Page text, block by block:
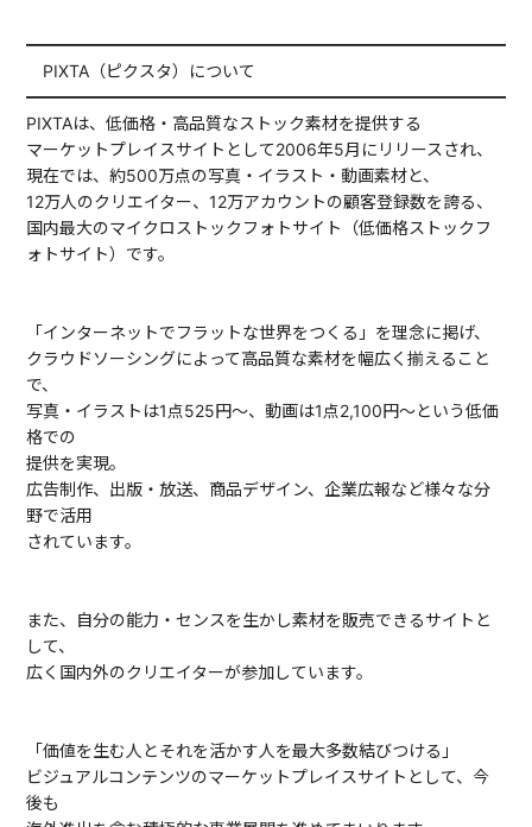
━━━━━━━━━━━━━━━━━━━━━━━━━━━━━━
PIXTA（ピクスタ）について
━━━━━━━━━━━━━━━━━━━━━━━━━━━━━━
PIXTAは、低価格・高品質なストック素材を提供する
マーケットプレイスサイトとして2006年5月にリリースされ、
現在では、約500万点の写真・イラスト・動画素材と、
12万人のクリエイター、12万アカウントの顧客登録数を誇る、
国内最大のマイクロストックフォトサイト（低価格ストックフ
ォトサイト）です。
「インターネットでフラットな世界をつくる」を理念に掲げ、
クラウドソーシングによって高品質な素材を幅広く揃えること
で、
写真・イラストは1点525円～、動画は1点2,100円～という低価
格での
提供を実現。
広告制作、出版・放送、商品デザイン、企業広報など様々な分
野で活用
されています。
また、自分の能力・センスを生かし素材を販売できるサイトと
して、
広く国内外のクリエイターが参加しています。
「価値を生む人とそれを活かす人を最大多数結びつける」
ビジュアルコンテンツのマーケットプレイスサイトとして、今
後も